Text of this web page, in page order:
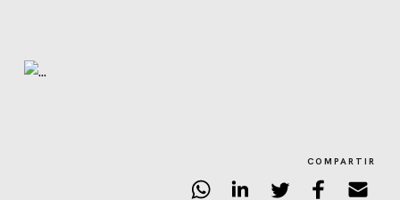
COMPARTIR